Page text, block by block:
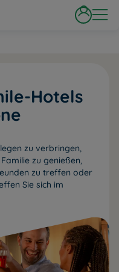
Hotels
zu verbringen,
zu genießen,
zu treffen oder
Sie sich im